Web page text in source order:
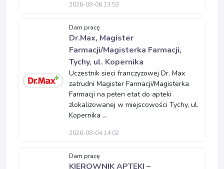
2026-08-06 13:53
Dam pracę
Dr.Max, Magister
Farmacji/Magisterka Farmacji,
Tychy, ul. Kopernika
Uczestnik sieci franczyzowej Dr. Max
zatrudni Magister Farmacji/Magisterka
Farmacji na pełen etat do apteki
zlokalizowanej w miejscowości Tychy, ul.
Kopernika ...
2026-08-04 14:02
Dam pracę
KIEROWNIK APTEKI –